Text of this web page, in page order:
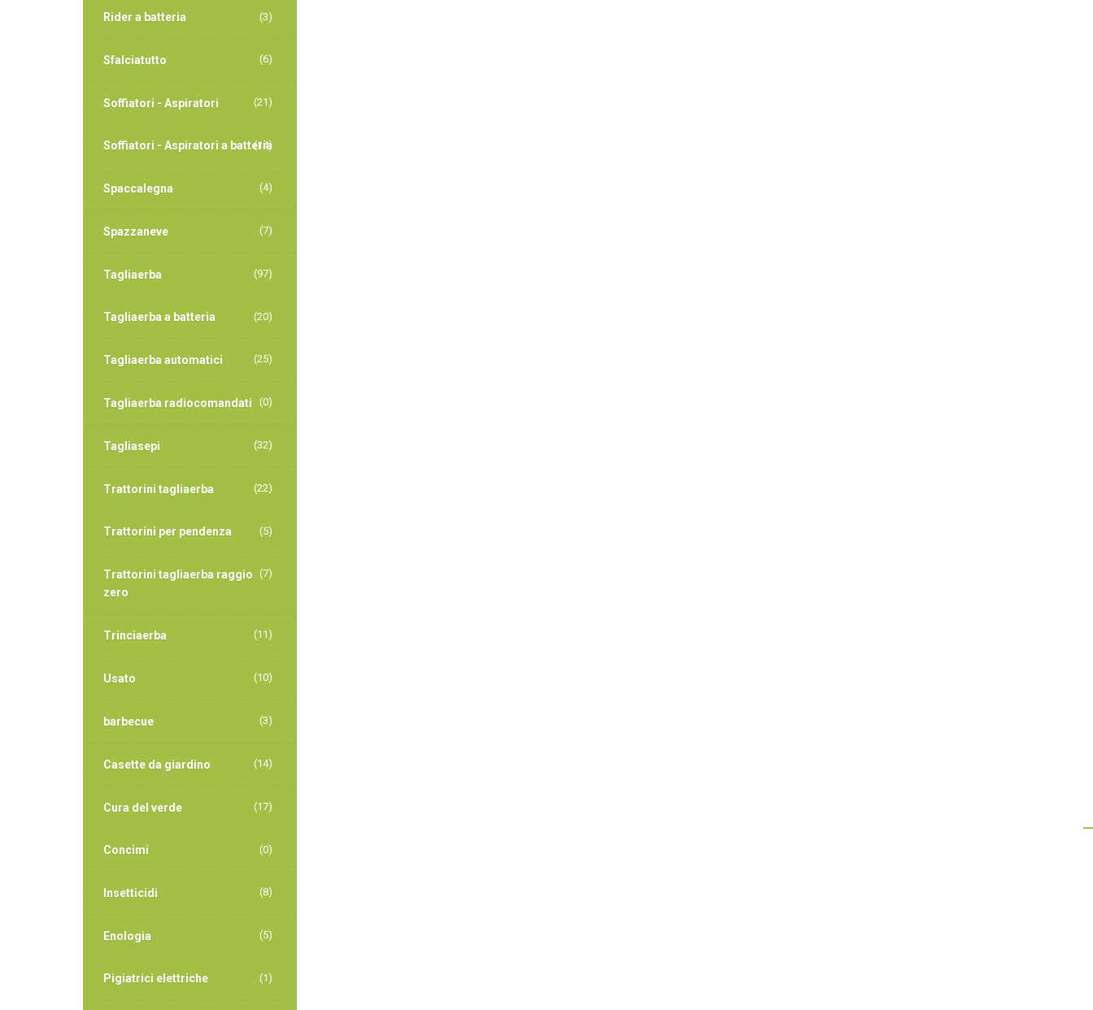
Rider a batteria (3)
Sfalciatutto (6)
Soffiatori - Aspiratori (21)
Soffiatori - Aspiratori a batteria
(14)
Spaccalegna (4)
Spazzaneve (7)
Tagliaerba (97)
Tagliaerba a batteria (20)
Tagliaerba automatici (25)
Tagliaerba radiocomandati (0)
Tagliasepi (32)
Trattorini tagliaerba (22)
Trattorini per pendenza (5)
Trattorini tagliaerba raggio
zero
(7)
Trinciaerba (11)
Usato (10)
barbecue (3)
Casette da giardino (14)
Cura del verde (17)
Concimi (0)
Insetticidi (8)
Enologia (5)
Pigiatrici elettriche (1)